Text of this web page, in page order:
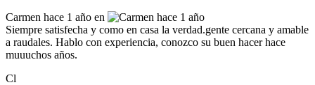
Carmen hace 1 año en
Siempre satisfecha y como en casa la verdad.gente cercana y amable
a raudales. Hablo con experiencia, conozco su buen hacer hace
muuuchos años.
Cl